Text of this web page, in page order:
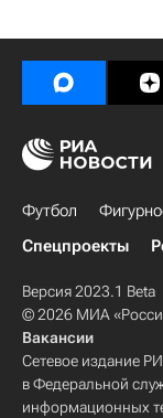
Футбол
Спецпроекты
Версия 2023.1 Beta
© 2026 МИА
Вакансии
Сетевое издание
в Федеральной
информационных